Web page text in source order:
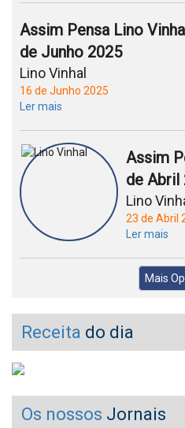
Assim Pensa Lino
de Junho 2025
Lino Vinhal
16 de Junho 2025
Ler mais
Assim
de Abril
Lino
23 de Abril
Ler mais
Mais
Receita do dia
Os nossos Jornais